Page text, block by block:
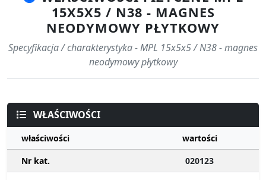
15X5X5 / N38 - MAGNES
NEODYMOWY PŁYTKOWY
Specyfikacja / charakterystyka - MPL 15x5x5 / N38 - magnes
neodymowy płytkowy
WŁAŚCIWOŚCI
właściwości
wartości
Nr kat.
020123